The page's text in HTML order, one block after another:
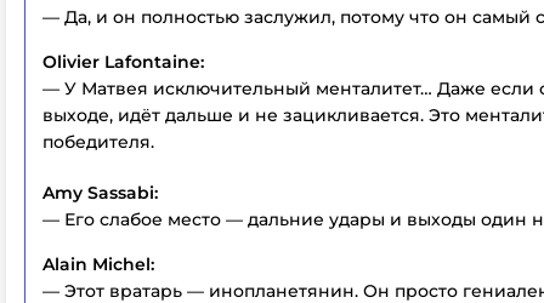
— Да, и он полностью заслужил, потому что он самый
Olivier Lafontaine:
— У Матвея исключительный менталитет… Даже если
выходе, идёт дальше и не зацикливается. Это
победителя.
Amy Sassabi:
— Его слабое место — дальние удары и выходы один
Alain Michel:
— Этот вратарь — инопланетянин. Он просто